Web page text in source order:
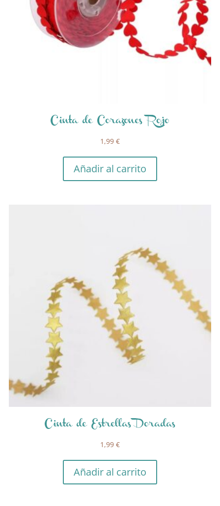
Cinta de Corazones Rojo
1,99 €
Añadir al carrito
Cinta de Estrellas Doradas
1,99 €
Añadir al carrito